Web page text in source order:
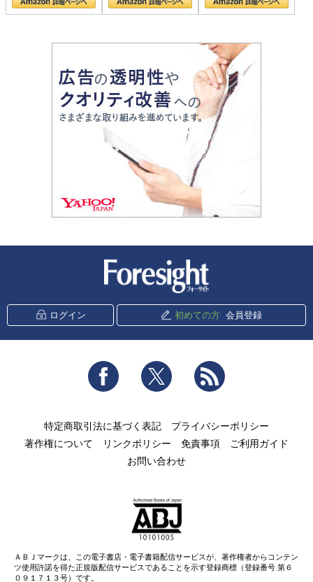
ログイン 初めての方 会員登録
Facebook Twitter
特定商取引法に基づく表記
プライバシーポリシー
著作権について
リンクポリシー 免責事項
ご利用ガイド
お問い合わせ
ＡＢＪマークは、この電子書店・電子書籍配信サービスが、著作権者からコンテン
ツ使用許諾を得た正規版配信サービスであることを示す登録商標（登録番号 第６
０９１７１３号）です。